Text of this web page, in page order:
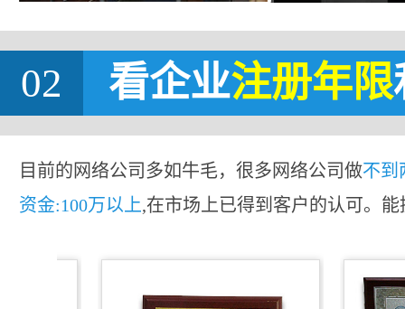
02 看企业注册年限
目前的网络公司多如牛毛，很多网络公司做不到
资金:100万以上,在市场上已得到客户的认可。